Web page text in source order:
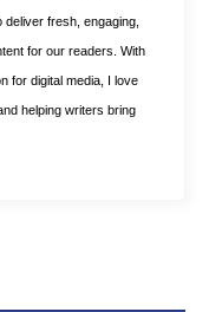
deliver fresh, engaging,
for our readers. With
for digital media, I love
helping writers bring